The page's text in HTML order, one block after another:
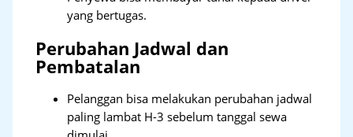
yang bertugas.
Perubahan Jadwal dan
Pembatalan
Pelanggan bisa melakukan perubahan jadwal
paling lambat H-3 sebelum tanggal sewa